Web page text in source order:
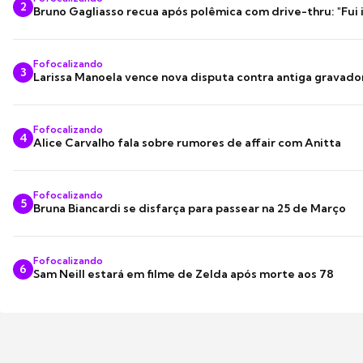
2 Bruno Gagliasso recua após polêmica com drive-thru: "Fui
3
Fofocalizando
Larissa Manoela vence nova disputa contra antiga
4
Fofocalizando
Alice Carvalho fala sobre rumores de affair com Anitta
5
Fofocalizando
Bruna Biancardi se disfarça para passear na 25 de Março
6
Fofocalizando
Sam Neill estará em filme de Zelda após morte aos 78